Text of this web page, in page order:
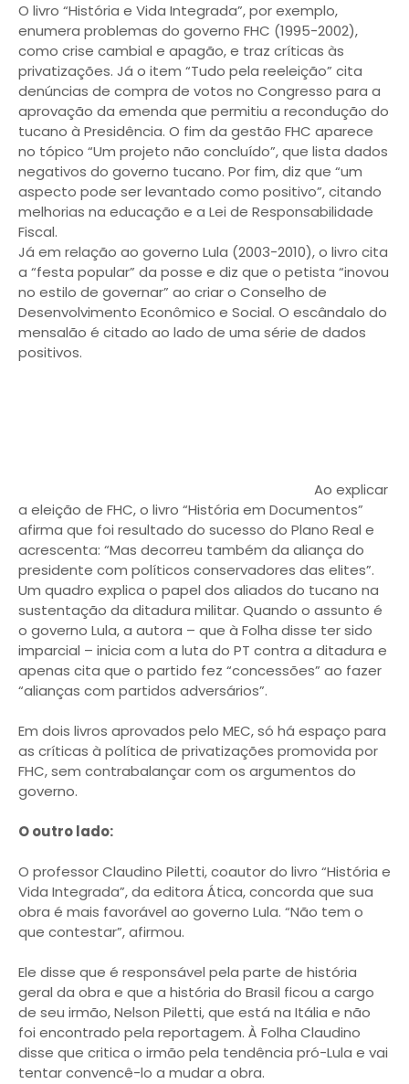
O livro “História e Vida Integrada”, por exemplo,
enumera problemas do governo FHC (1995-2002),
como crise cambial e apagão, e traz críticas às
privatizações. Já o item “Tudo pela reeleição” cita
denúncias de compra de votos no Congresso para a
aprovação da emenda que permitiu a recondução do
tucano à Presidência. O fim da gestão FHC aparece
no tópico “Um projeto não concluído”, que lista dados
negativos do governo tucano. Por fim, diz que “um
aspecto pode ser levantado como positivo”, citando
melhorias na educação e a Lei de Responsabilidade
Fiscal.
Já em relação ao governo Lula (2003-2010), o livro cita
a “festa popular” da posse e diz que o petista “inovou
no estilo de governar” ao criar o Conselho de
Desenvolvimento Econômico e Social. O escândalo do
mensalão é citado ao lado de uma série de dados
positivos.
Ao explicar
a eleição de FHC, o livro “História em Documentos”
afirma que foi resultado do sucesso do Plano Real e
acrescenta: “Mas decorreu também da aliança do
presidente com políticos conservadores das elites”.
Um quadro explica o papel dos aliados do tucano na
sustentação da ditadura militar. Quando o assunto é
o governo Lula, a autora – que à Folha disse ter sido
imparcial – inicia com a luta do PT contra a ditadura e
apenas cita que o partido fez “concessões” ao fazer
“alianças com partidos adversários”.
Em dois livros aprovados pelo MEC, só há espaço para
as críticas à política de privatizações promovida por
FHC, sem contrabalançar com os argumentos do
governo.
O outro lado:
O professor Claudino Piletti, coautor do livro “História e
Vida Integrada”, da editora Ática, concorda que sua
obra é mais favorável ao governo Lula. “Não tem o
que contestar”, afirmou.
Ele disse que é responsável pela parte de história
geral da obra e que a história do Brasil ficou a cargo
de seu irmão, Nelson Piletti, que está na Itália e não
foi encontrado pela reportagem. À Folha Claudino
disse que critica o irmão pela tendência pró-Lula e vai
tentar convencê-lo a mudar a obra.